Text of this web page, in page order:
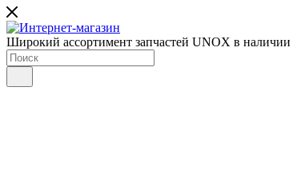
Широкий ассортимент запчастей UNOX в наличии